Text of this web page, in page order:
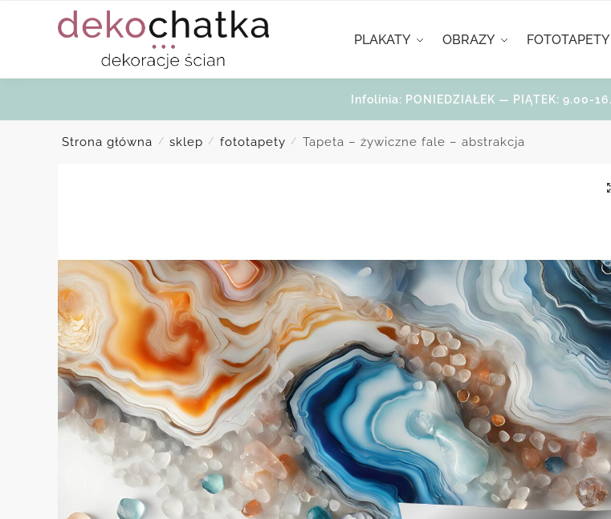
PLAKATY OBRAZY FOTOTAPETY
Infolinia: PONIEDZIAŁEK — PIĄTEK: 9.00-
Strona główna / sklep / fototapety / Tapeta – żywiczne fale – abstrakcja